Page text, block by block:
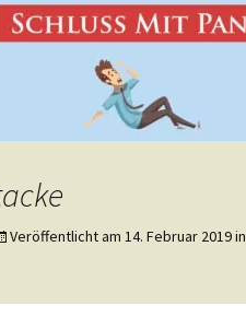
Veröffentlicht am 14. Februar 2019in